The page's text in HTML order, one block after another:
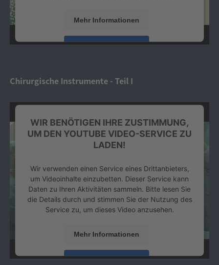
Mehr Informationen
Akzeptieren
Chirurgische Instrumente - Teil I
WIR BENÖTIGEN IHRE ZUSTIMMUNG,
UM DEN YOUTUBE VIDEO-SERVICE ZU
LADEN!
Wir verwenden einen Service eines Drittanbieters,
um Videoinhalte einzubetten. Dieser Service kann
Daten zu Ihren Aktivitäten sammeln. Bitte lesen Sie
die Details durch und stimmen Sie der Nutzung des
Service zu, um dieses Video anzusehen.
Mehr Informationen
Akzeptieren